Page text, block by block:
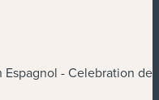
- Celebration de